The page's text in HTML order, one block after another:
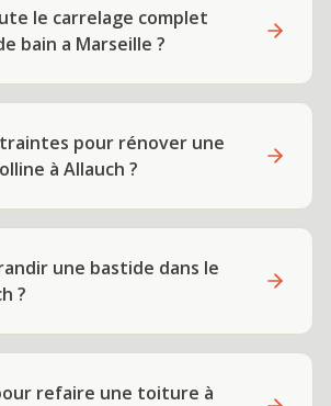
le carrelage complet
bain a Marseille ?
pour rénover une
à Allauch ?
une bastide dans le
?
refaire une toiture à